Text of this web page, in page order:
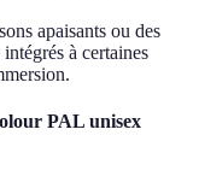
apaisants ou des
à certaines
PAL unisex